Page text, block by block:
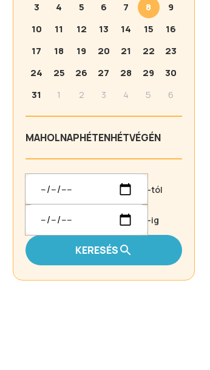
3
4 5 6 7 8
9
10
11 12 13 14 15
16
17
18 19 20 21 22
23
24
25 26 27 28 29
30
31
1 2 3 4 5 6
MAHOLNAPHÉTENHÉTVÉGÉN
-tól
-ig
KERESÉS